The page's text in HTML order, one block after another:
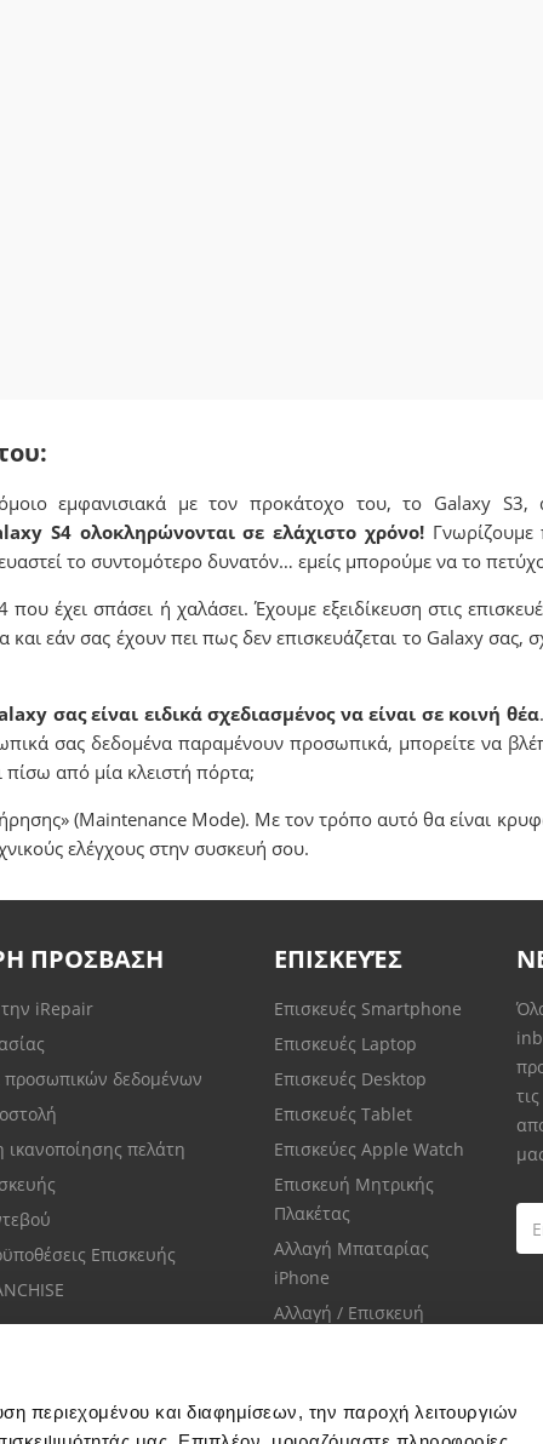
περιεχομένου και διαφημίσεων, την παροχή λειτουργιών
εμφανισιακά με τον προκάτοχο του, το Galaxy S3,
S4 ολοκληρώνονται σε ελάχιστο χρόνο!Γνωρίζουμε
το συντομότερο δυνατόν… εμείς μπορούμε να το
έχει σπάσει ή χαλάσει. Έχουμε εξειδίκευση στις
εάν σας έχουν πει πως δεν επισκευάζεται το Galaxy σας,
σας είναι ειδικά σχεδιασμένος να είναι σε κοινή θέα
σας δεδομένα παραμένουν προσωπικά, μπορείτε να
πίσω από μία κλειστή πόρτα;
(Maintenance Mode). Με τον τρόπο αυτό θα είναι
ελέγχους στην συσκευή σου.
ΠΡΟΣΒΑΣΗ
την iRepair
προσωπικών δεδομένων
ικανοποίησης πελάτη
Επισκευής
ΕΠΙΣΚΕΥΈΣ
Επισκευές Smartphone
Επισκευές Laptop
Επισκευές Desktop
Επισκευές Tablet
Επισκεύες Apple Watch
Επισκευή Μητρικής
Πλακέτας
Αλλαγή Μπαταρίας
iPhone
Αλλαγή / Επισκευή